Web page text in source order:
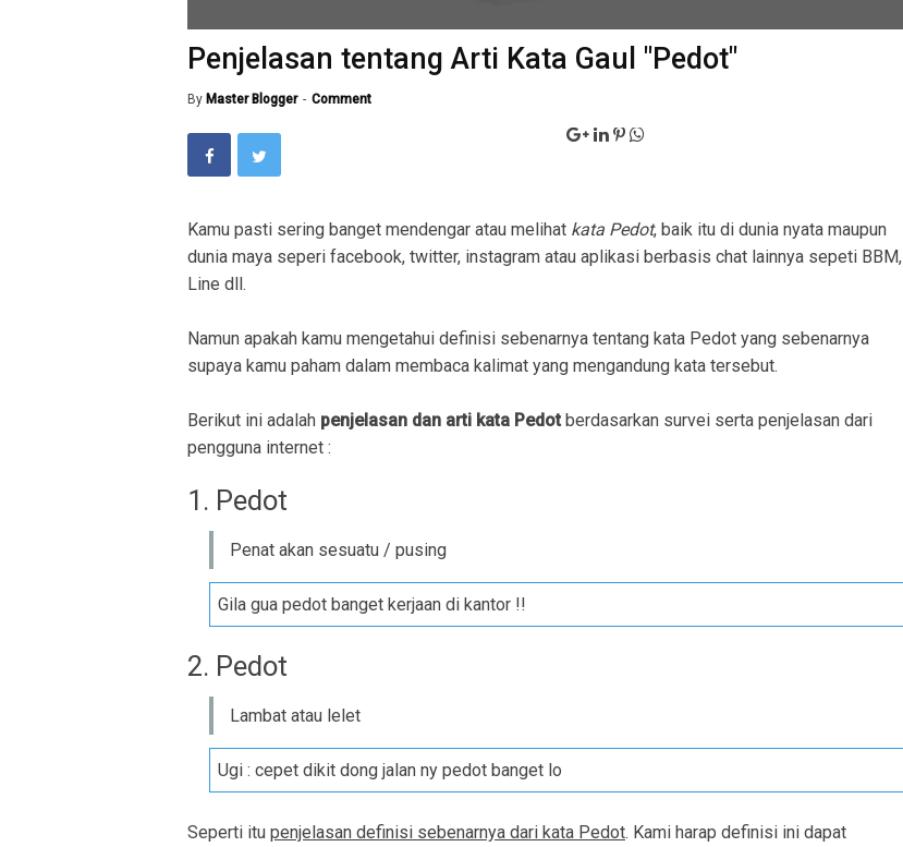
Penjelasan tentang Arti Kata Gaul "Pedot"
By Master Blogger Comment
Kamu pasti sering banget mendengar atau melihat kata Pedot, baik itu di dunia nyata maupun
dunia maya seperi facebook, twitter, instagram atau aplikasi berbasis chat lainnya sepeti BBM,
Line dll.
Namun apakah kamu mengetahui definisi sebenarnya tentang kata Pedot yang sebenarnya
supaya kamu paham dalam membaca kalimat yang mengandung kata tersebut.
Berikut ini adalah penjelasan dan arti kata Pedot berdasarkan survei serta penjelasan dari
pengguna internet :
1. Pedot
Penat akan sesuatu / pusing
Gila gua pedot banget kerjaan di kantor !!
2. Pedot
Lambat atau lelet
Ugi : cepet dikit dong jalan ny pedot banget lo
Seperti itu penjelasan definisi sebenarnya dari kata Pedot. Kami harap definisi ini dapat